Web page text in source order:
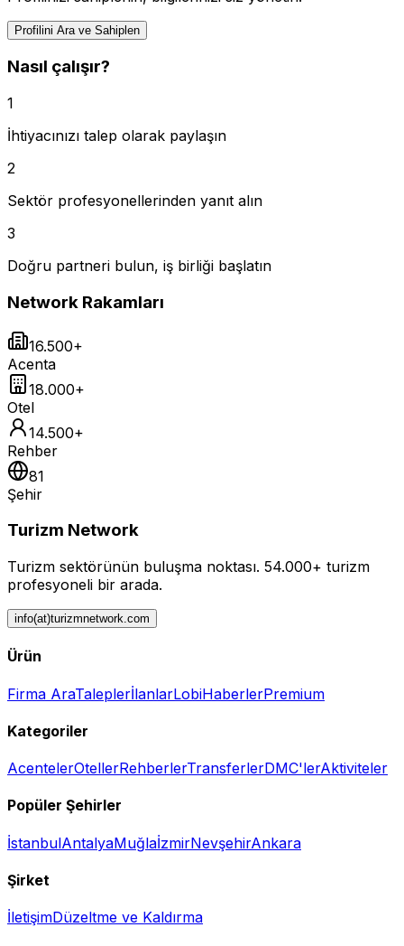
Profilini Ara ve Sahiplen
Nasıl çalışır?
1
İhtiyacınızı talep olarak paylaşın
2
Sektör profesyonellerinden yanıt alın
3
Doğru partneri bulun, iş birliği başlatın
Network Rakamları
16.500+
Acenta
18.000+
Otel
14.500+
Rehber
81
Şehir
Turizm Network
Turizm sektörünün buluşma noktası. 54.000+ turizm
profesyoneli bir arada.
info(at)turizmnetwork.com
Ürün
Firma AraTaleplerİlanlarLobiHaberlerPremium
Kategoriler
AcentelerOtellerRehberlerTransferlerDMC'lerAktiviteler
Popüler Şehirler
İstanbulAntalyaMuğlaİzmirNevşehirAnkara
Şirket
İletişimDüzeltme ve Kaldırma